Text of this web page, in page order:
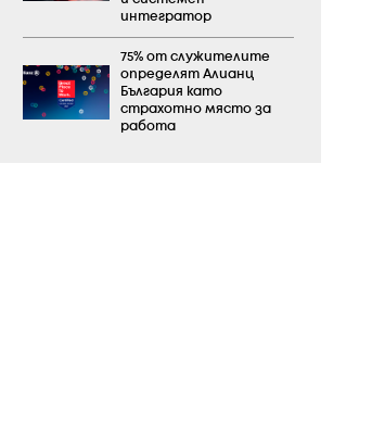
интегратор
75% от служителите
определят Алианц
България като
страхотно място за
работа